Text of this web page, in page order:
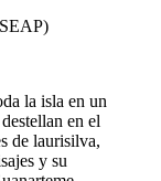
la isla en un
en el
de laurisilva,
y su